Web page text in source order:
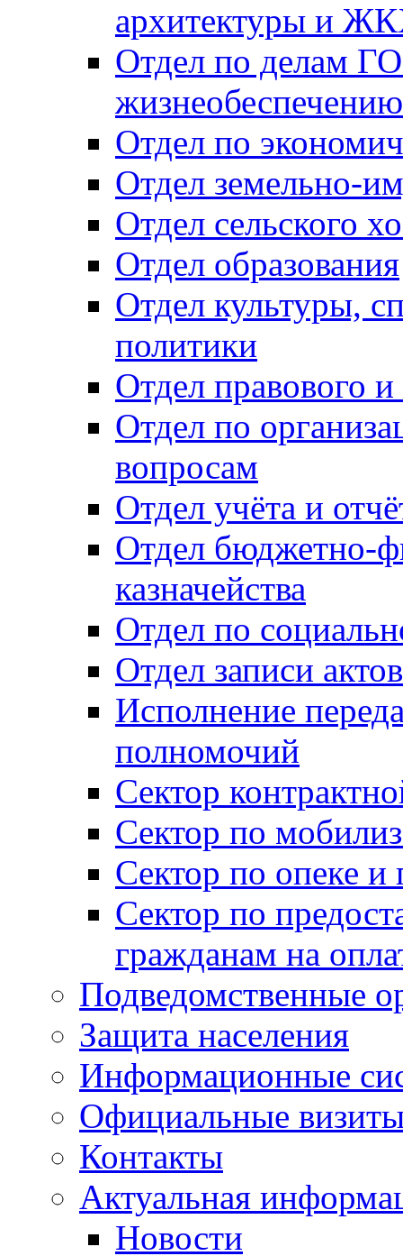
архитектуры и
Отдел по делам
Отдел по
Отдел земельно-
Отдел сельского
Отдел образования
Отдел культуры,
политики
Отдел правового
Отдел по
вопросам
Отдел учёта и
Отдел бюджетно-
казначейства
Отдел по
Отдел записи
Исполнение
полномочий
Сектор
Сектор по
Сектор по опеке и
Сектор по
гражданам на
Подведомственные
Защита населения
Информационные
Официальные
Контакты
Актуальная
Новости